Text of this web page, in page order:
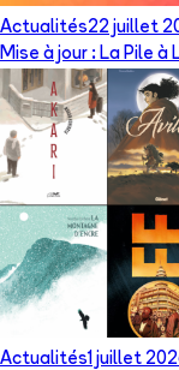
Actualités22 juillet
Mise à jour : La Pile
Actualités1 juillet